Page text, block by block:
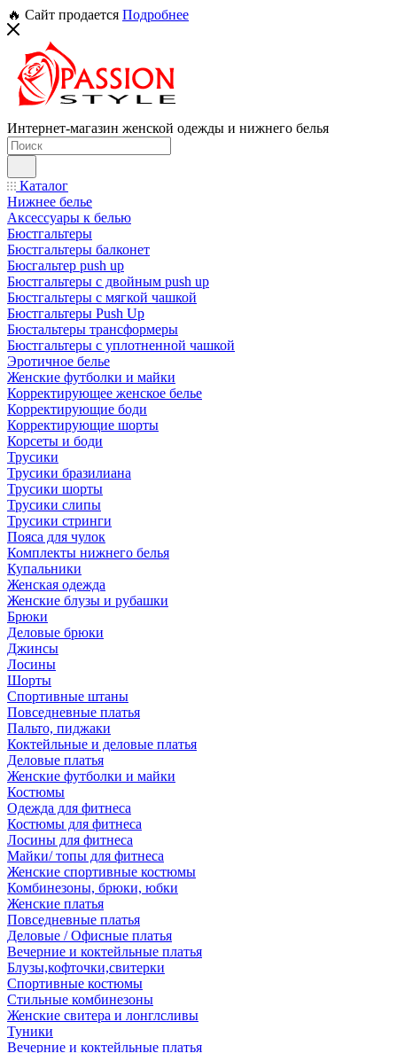
🔥 Сайт продается Подробнее
Интернет-магазин женской одежды и нижнего белья
Каталог
Нижнее белье
Аксессуары к белью
Бюстгальтеры
Бюстгальтеры балконет
Бюсгальтер push up
Бюстгальтеры с двойным push up
Бюстгальтеры с мягкой чашкой
Бюстгальтеры Push Up
Бюстальтеры трансформеры
Бюстгальтеры с уплотненной чашкой
Эротичное белье
Женские футболки и майки
Корректирующее женское белье
Корректирующие боди
Корректирующие шорты
Корсеты и боди
Трусики
Трусики бразилиана
Трусики шорты
Трусики слипы
Трусики стринги
Пояса для чулок
Комплекты нижнего белья
Купальники
Женская одежда
Женские блузы и рубашки
Брюки
Деловые брюки
Джинсы
Лосины
Шорты
Спортивные штаны
Повседневные платья
Пальто, пиджаки
Коктейльные и деловые платья
Деловые платья
Женские футболки и майки
Костюмы
Одежда для фитнеса
Костюмы для фитнеса
Лосины для фитнеса
Майки/ топы для фитнеса
Женские спортивные костюмы
Комбинезоны, брюки, юбки
Женские платья
Повседневные платья
Деловые / Офисные платья
Вечерние и коктейльные платья
Блузы,кофточки,свитерки
Спортивные костюмы
Стильные комбинезоны
Женские свитера и лонглсливы
Туники
Вечерние и коктейльные платья